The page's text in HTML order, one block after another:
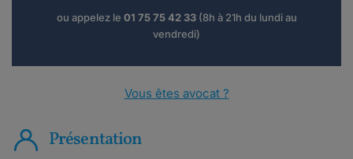
ou appelez le 01 75 75 42 33(8h à 21h du lundi au
vendredi)
Vous êtes avocat ?
Présentation